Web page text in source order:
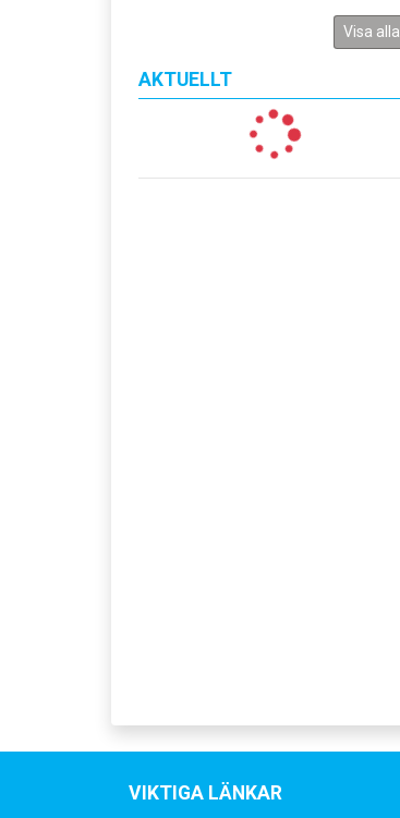
Visa alla
AKTUELLT
VIKTIGA LÄNKAR